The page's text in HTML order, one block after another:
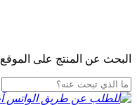
البحث عن المنتج على الموقع